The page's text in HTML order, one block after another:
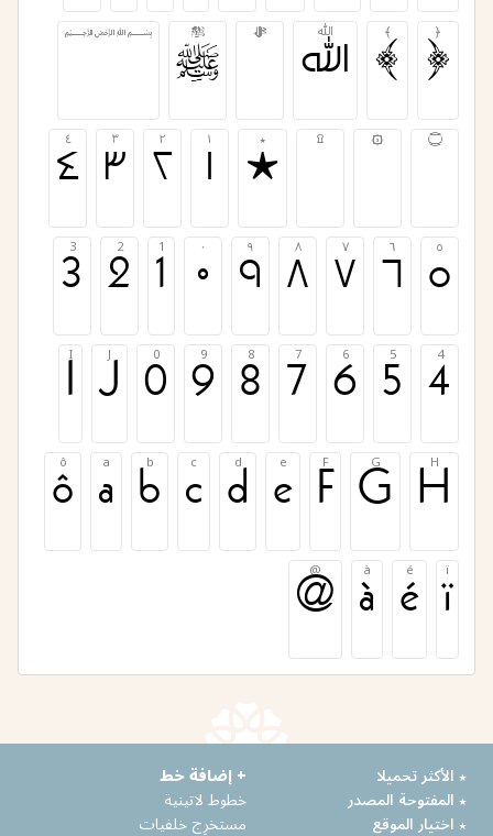
﴿
﴿
﴾
﴾
ﷲ
ﷲ
ﷻ ﷺ
ﷺ
﷽
۝ ۞ ۩ ٭
٭
١
١
٢
٢
٣
٣
٤
٤
٥
٥
٦
٦
٧
٧
٨
٨
٩
٩
٠
٠
1
1
2
2
3
3
4
4
5
5
6
6
7
7
8
8
9
9
0
0
J
J
I
I
H
H
G
G
F
F
e
e
d
d
c
c
b
b
a
a
ô
ô
ï
ï
é
é
à
à
@
@
٭ الأكثر تحميلا
٭ المفتوحة المصدر
٭ اختيار الموقع
+ إضافة خط
خطوط لاتينية
مستخرِج خلفيات